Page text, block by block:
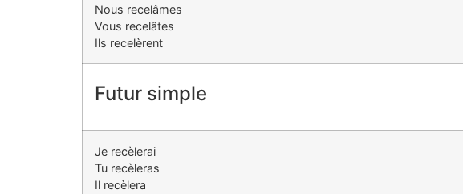
Nous recelâmes
Vous recelâtes
Ils recelèrent
Futur simple
Je recèlerai
Tu recèleras
Il recèlera